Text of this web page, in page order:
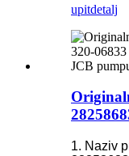
upitdetalj
1. Naziv